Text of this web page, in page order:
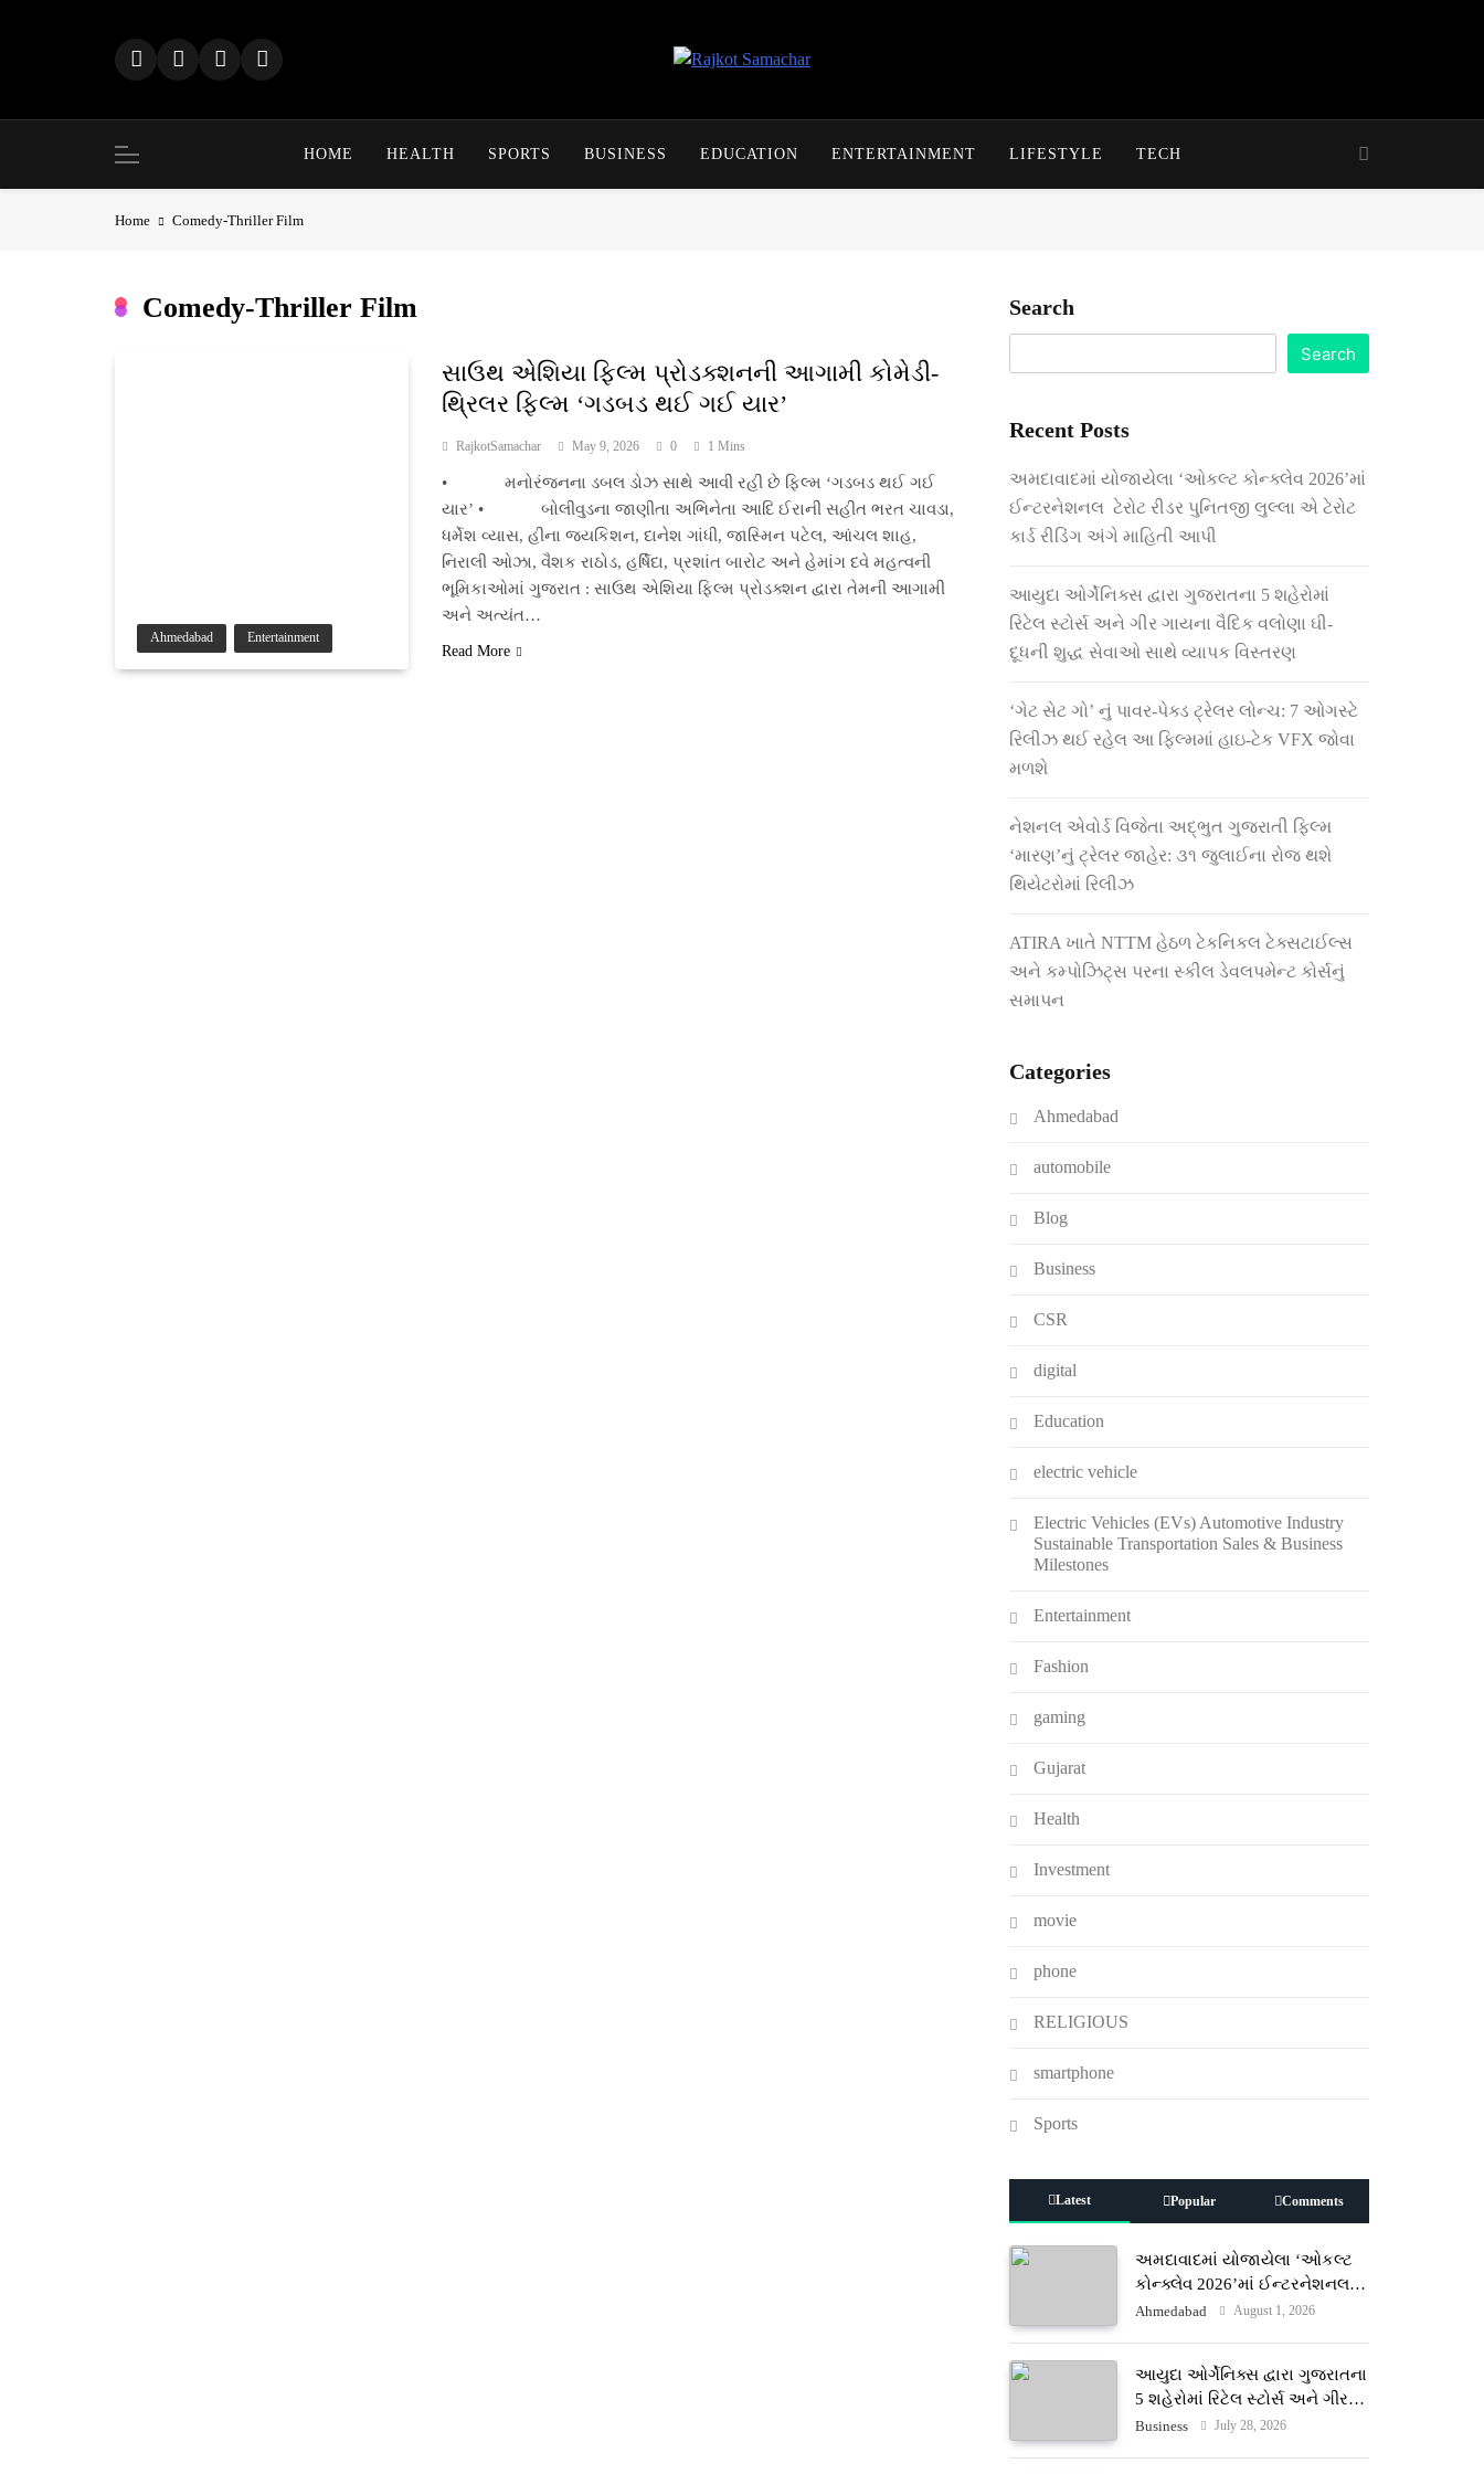
HOME HEALTH SPORTS BUSINESS EDUCATION ENTERTAINMENT LIFESTYLE TECH
Home Comedy-Thriller Film
Comedy-Thriller Film
Ahmedabad Entertainment
સાઉથ એશિયા ફિલ્મ પ્રોડક્શનની આગામી કોમેડી-
થ્રિલર ફિલ્મ ‘ગડબડ થઈ ગઈ યાર’
RajkotSamachar May 9, 2026 0 1 Mins
• મનોરંજનના ડબલ ડોઝ સાથે આવી રહી છે ફિલ્મ ‘ગડબડ થઈ ગઈ
યાર’ • બોલીવુડના જાણીતા અભિનેતા આદિ ઈરાની સહીત ભરત ચાવડા,
ધર્મેશ વ્યાસ, હીના જયકિશન, દાનેશ ગાંધી, જાસ્મિન પટેલ, આંચલ શાહ,
નિરાલી ઓઝા, વૈશક રાઠોડ, હર્ષિદા, પ્રશાંત બારોટ અને હેમાંગ દવે મહત્વની
ભૂમિકાઓમાં ગુજરાત : સાઉથ એશિયા ફિલ્મ પ્રોડક્શન દ્વારા તેમની આગામી
અને અત્યંત…
Read More
Search
Search
Recent Posts
અમદાવાદમાં યોજાયેલા ‘ઓકલ્ટ કોન્ક્લેવ 2026’માં
ઈન્ટરનેશનલ ટેરોટ રીડર પુનિતજી લુલ્લા એ ટેરોટ
કાર્ડ રીડિંગ અંગે માહિતી આપી
આયુદા ઓર્ગેનિક્સ દ્વારા ગુજરાતના 5 શહેરોમાં
રિટેલ સ્ટોર્સ અને ગીર ગાયના વૈદિક વલોણા ઘી-
દૂધની શુદ્ધ સેવાઓ સાથે વ્યાપક વિસ્તરણ
‘ગેટ સેટ ગો’ નું પાવર-પેક્ડ ટ્રેલર લોન્ચ: 7 ઓગસ્ટે
રિલીઝ થઈ રહેલ આ ફિલ્મમાં હાઇ-ટેક VFX જોવા
મળશે
નેશનલ એવોર્ડ વિજેતા અદ્ભુત ગુજરાતી ફિલ્મ
‘મારણ’નું ટ્રેલર જાહેર: ૩૧ જુલાઈના રોજ થશે
થિયેટરોમાં રિલીઝ
ATIRA ખાતે NTTM હેઠળ ટેકનિકલ ટેક્સટાઈલ્સ
અને કમ્પોઝિટ્સ પરના સ્કીલ ડેવલપમેન્ટ કોર્સનું
સમાપન
Categories
Ahmedabad
automobile
Blog
Business
CSR
digital
Education
electric vehicle
Electric Vehicles (EVs) Automotive Industry
Sustainable Transportation Sales & Business
Milestones
Entertainment
Fashion
gaming
Gujarat
Health
Investment
movie
phone
RELIGIOUS
smartphone
Sports
Latest Popular Comments
અમદાવાદમાં યોજાયેલા ‘ઓકલ્ટ
કોન્ક્લેવ 2026’માં ઈન્ટરનેશનલ
ટેરોટ રીડર પુનિતજી લુલ્લા એ ટેરોટ
Ahmedabad August 1, 2026
આયુદા ઓર્ગેનિક્સ દ્વારા ગુજરાતના
5 શહેરોમાં રિટેલ સ્ટોર્સ અને ગીર
ગાયના વૈદિક વલોણા ઘી-દૂધની શુદ્ધ
Business July 28, 2026